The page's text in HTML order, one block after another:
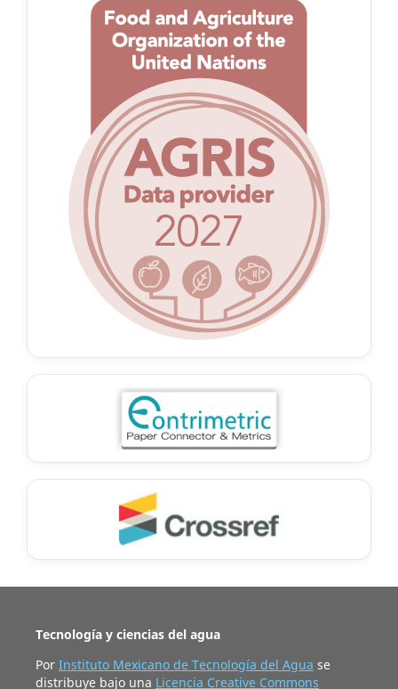
Tecnología y ciencias del agua
Por Instituto Mexicano de Tecnología del Agua se
distribuye bajo una Licencia Creative Commons